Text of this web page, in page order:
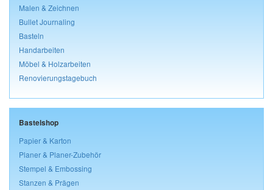
Malen & Zeichnen
Bullet Journaling
Basteln
Handarbeiten
Möbel & Holzarbeiten
Renovierungstagebuch
Bastelshop
Papier & Karton
Planer & Planer-Zubehör
Stempel & Embossing
Stanzen & Prägen